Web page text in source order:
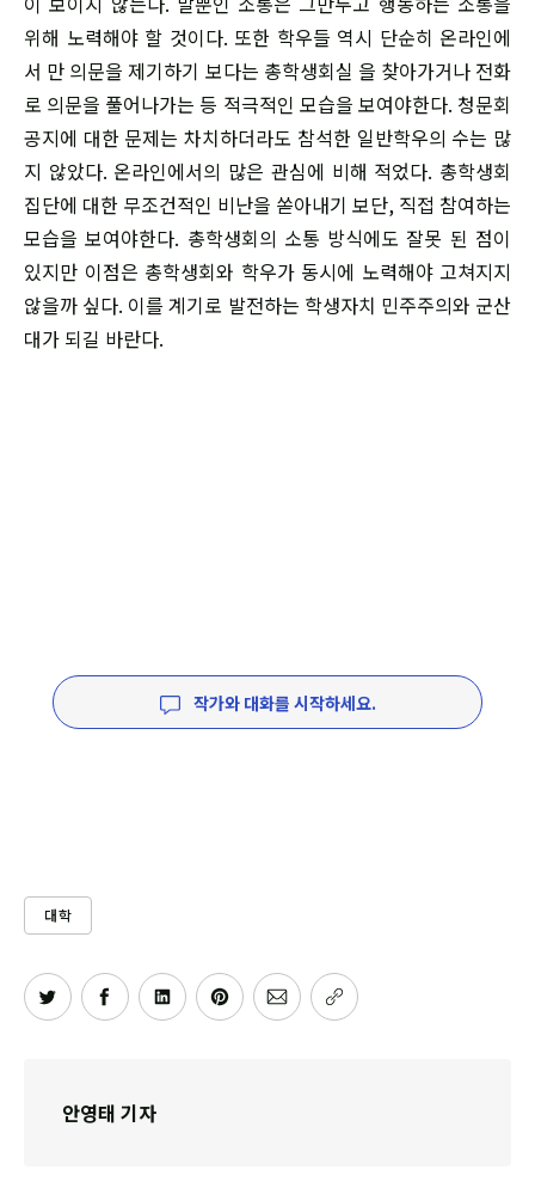
위해 노력해야 할 것이다. 또한 학우들 역시 단순히 온라인에
서 만 의문을 제기하기 보다는 총학생회실 을 찾아가거나 전화
로 의문을 풀어나가는 등 적극적인 모습을 보여야한다. 청문회
공지에 대한 문제는 차치하더라도 참석한 일반학우의 수는 많
지 않았다. 온라인에서의 많은 관심에 비해 적었다. 총학생회
집단에 대한 무조건적인 비난을 쏟아내기 보단, 직접 참여하는
모습을 보여야한다. 총학생회의 소통 방식에도 잘못 된 점이
있지만 이점은 총학생회와 학우가 동시에 노력해야 고쳐지지
않을까 싶다. 이를 계기로 발전하는 학생자치 민주주의와 군산
대가 되길 바란다.
작가와 대화를 시작하세요.
대학
안영태 기자